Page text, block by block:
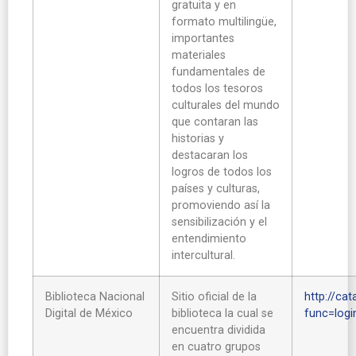
formato multilingüe,
importantes
materiales
fundamentales de
todos los tesoros
culturales del mundo
que contaran las
historias y
destacaran los
logros de todos los
países y culturas,
promoviendo así la
sensibilización y el
entendimiento
intercultural.
Biblioteca Nacional
Digital de México
Sitio oficial de la
biblioteca la cual se
encuentra dividida
en cuatro grupos
http://